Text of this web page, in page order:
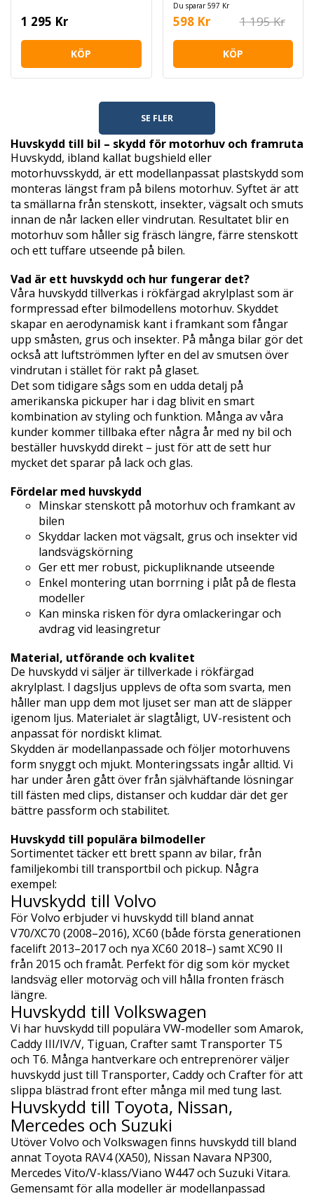
1 295 Kr
KÖP
Du sparar 597 Kr
598 Kr 1 195 Kr
KÖP
SE FLER
Huvskydd till bil – skydd för motorhuv och framruta
Huvskydd, ibland kallat bugshield eller
motorhuvsskydd, är ett modellanpassat plastskydd som
monteras längst fram på bilens motorhuv. Syftet är att
ta smällarna från stenskott, insekter, vägsalt och smuts
innan de når lacken eller vindrutan. Resultatet blir en
motorhuv som håller sig fräsch längre, färre stenskott
och ett tuffare utseende på bilen.
Vad är ett huvskydd och hur fungerar det?
Våra huvskydd tillverkas i rökfärgad akrylplast som är
formpressad efter bilmodellens motorhuv. Skyddet
skapar en aerodynamisk kant i framkant som fångar
upp småsten, grus och insekter. På många bilar gör det
också att luftströmmen lyfter en del av smutsen över
vindrutan i stället för rakt på glaset.
Det som tidigare sågs som en udda detalj på
amerikanska pickuper har i dag blivit en smart
kombination av styling och funktion. Många av våra
kunder kommer tillbaka efter några år med ny bil och
beställer huvskydd direkt – just för att de sett hur
mycket det sparar på lack och glas.
Fördelar med huvskydd
Minskar stenskott på motorhuv och framkant av
bilen
Skyddar lacken mot vägsalt, grus och insekter vid
landsvägskörning
Ger ett mer robust, pickupliknande utseende
Enkel montering utan borrning i plåt på de flesta
modeller
Kan minska risken för dyra omlackeringar och
avdrag vid leasingretur
Material, utförande och kvalitet
De huvskydd vi säljer är tillverkade i rökfärgad
akrylplast. I dagsljus upplevs de ofta som svarta, men
håller man upp dem mot ljuset ser man att de släpper
igenom ljus. Materialet är slagtåligt, UV-resistent och
anpassat för nordiskt klimat.
Skydden är modellanpassade och följer motorhuvens
form snyggt och mjukt. Monteringssats ingår alltid. Vi
har under åren gått över från självhäftande lösningar
till fästen med clips, distanser och kuddar där det ger
bättre passform och stabilitet.
Huvskydd till populära bilmodeller
Sortimentet täcker ett brett spann av bilar, från
familjekombi till transportbil och pickup. Några
exempel:
Huvskydd till Volvo
För Volvo erbjuder vi huvskydd till bland annat
V70/XC70 (2008–2016), XC60 (både första generationen
facelift 2013–2017 och nya XC60 2018–) samt XC90 II
från 2015 och framåt. Perfekt för dig som kör mycket
landsväg eller motorväg och vill hålla fronten fräsch
längre.
Huvskydd till Volkswagen
Vi har huvskydd till populära VW-modeller som Amarok,
Caddy III/IV/V, Tiguan, Crafter samt Transporter T5
och T6. Många hantverkare och entreprenörer väljer
huvskydd just till Transporter, Caddy och Crafter för att
slippa blästrad front efter många mil med tung last.
Huvskydd till Toyota, Nissan,
Mercedes och Suzuki
Utöver Volvo och Volkswagen finns huvskydd till bland
annat Toyota RAV4 (XA50), Nissan Navara NP300,
Mercedes Vito/V-klass/Viano W447 och Suzuki Vitara.
Gemensamt för alla modeller är modellanpassad